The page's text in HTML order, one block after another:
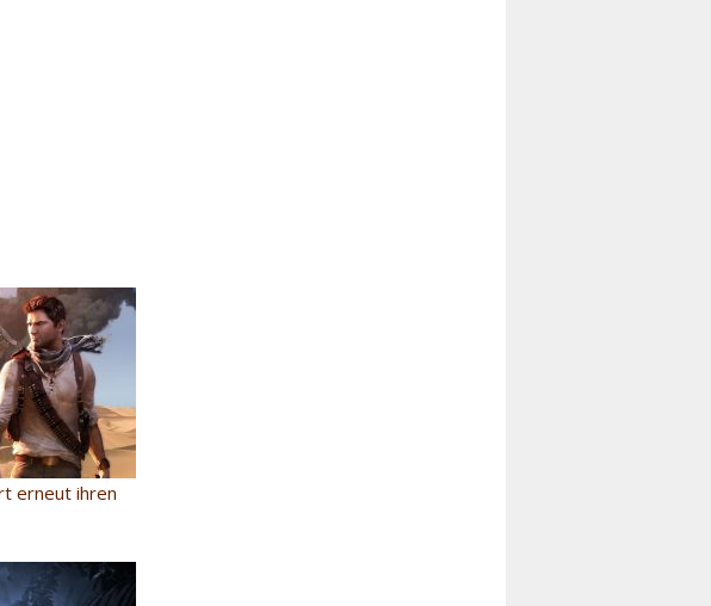
erneut ihren